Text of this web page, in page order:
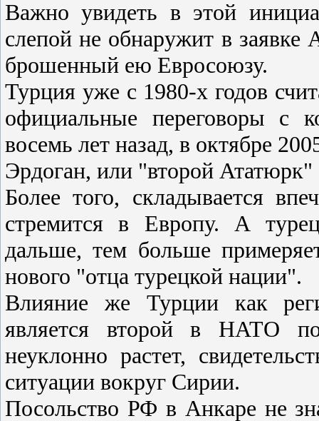
Важно увидеть в этой
слепой не обнаружит в
брошенный ею Евросоюзу.
Турция уже с 1980-х годов
официальные переговоры с
восемь лет назад, в октябре
Эрдоган, или "второй Ататюрк"
Более того, складывается
стремится в Европу. А
дальше, тем больше
нового "отца турецкой нации".
Влияние же Турции как
является второй в НАТО по
неуклонно растет,
ситуации вокруг Сирии.
Посольство РФ в Анкаре не